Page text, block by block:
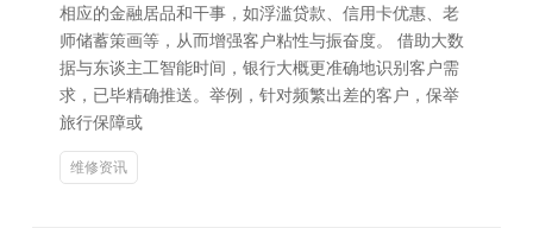
相应的金融居品和干事，如浮滥贷款、信用卡优惠、老
师储蓄策画等，从而增强客户粘性与振奋度。 借助大数
据与东谈主工智能时间，银行大概更准确地识别客户需
求，已毕精确推送。举例，针对频繁出差的客户，保举
旅行保障或
维修资讯